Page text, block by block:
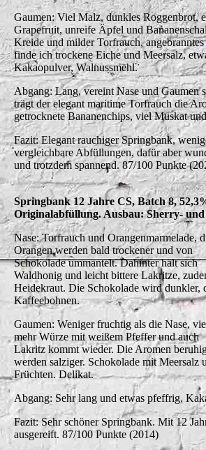
Gaumen: Viel Malz, dunkles Roggenbrot,
Grapefruit, unreife Äpfel und
Kreide und milder Torfrauch,
finde ich trockene Eiche und Meersalz,
Kakaopulver, Walnussmehl.
Abgang: Lang, vereint Nase und Gaumen
trägt der elegant maritime Torfrauch die
getrocknete Bananenchips, viel Muskat
Fazit: Elegant rauchiger Springbank,
vergleichbare Abfüllungen, dafür aber
und trotzdem spannend. 87/100 Punkte
Springbank 12 Jahre CS, Batch 8,
Originalabfüllung. Ausbau: Sherry-
Nase: Torfrauch und Orangenmarmelade,
Orangen werden bald trockener und von
Schokolade ummantelt. Dahinter hält sich
Waldhonig und leicht bittere Lakritze,
Heidekraut. Die Schokolade wird dunkler,
Kaffeebohnen.
Gaumen: Weniger fruchtig als die Nase,
mehr Würze mit weißem Pfeffer und auch
Lakritz kommt wieder. Die Aromen
werden salziger. Schokolade mit Meersalz
Früchten. Delikat.
Abgang: Sehr lang und etwas pfeffrig,
Fazit: Sehr schöner Springbank. Mit 12
ausgereift. 87/100 Punkte (2014)